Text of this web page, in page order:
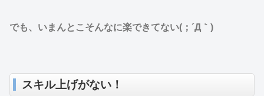
でも、いまんとこそんなに楽できてない(；´Д｀)
スキル上げがない！